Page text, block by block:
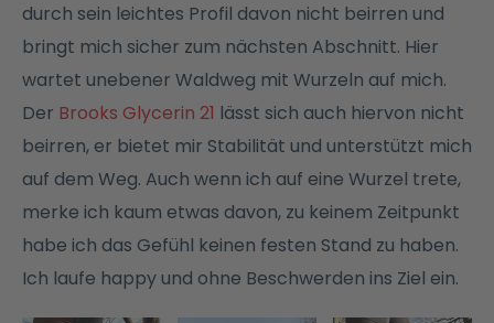
durch sein leichtes Profil davon nicht beirren und
bringt mich sicher zum nächsten Abschnitt. Hier
wartet unebener Waldweg mit Wurzeln auf mich.
Der Brooks Glycerin 21 lässt sich auch hiervon nicht
beirren, er bietet mir Stabilität und unterstützt mich
auf dem Weg. Auch wenn ich auf eine Wurzel trete,
merke ich kaum etwas davon, zu keinem Zeitpunkt
habe ich das Gefühl keinen festen Stand zu haben.
Ich laufe happy und ohne Beschwerden ins Ziel ein.